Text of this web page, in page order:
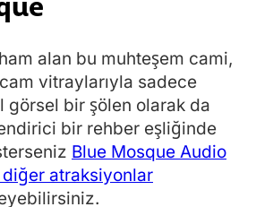
alan bu muhteşem cami,
vitraylarıyla sadece
görsel bir şölen olarak da
bir rehber eşliğinde
Blue Mosque Audio
atraksiyonlar